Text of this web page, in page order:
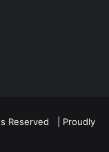
Reserved | Proudly